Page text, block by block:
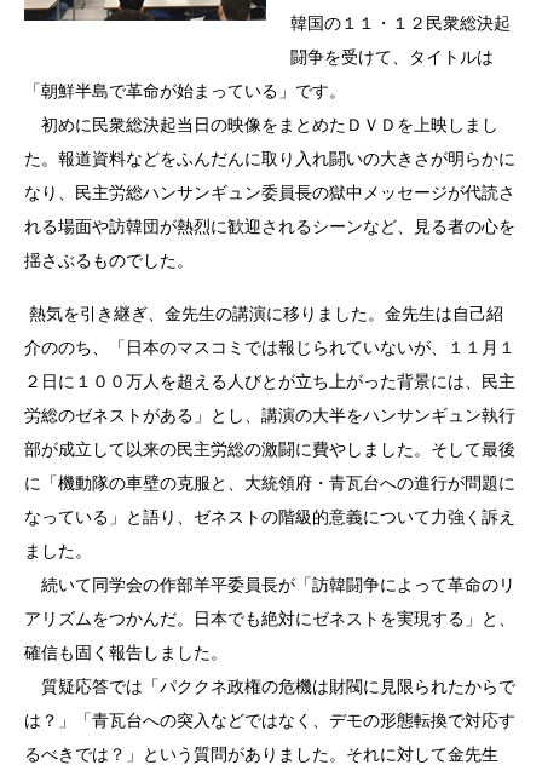
韓国の１１・１２民衆総決起
闘争を受けて、タイトルは
「朝鮮半島で革命が始まっている」です。
初めに民衆総決起当日の映像をまとめたＤＶＤを上映しまし
た。報道資料などをふんだんに取り入れ闘いの大きさが明らかに
なり、民主労総ハンサンギュン委員長の獄中メッセージが代読さ
れる場面や訪韓団が熱烈に歓迎されるシーンなど、見る者の心を
揺さぶるものでした。
熱気を引き継ぎ、金先生の講演に移りました。金先生は自己紹
介ののち、「日本のマスコミでは報じられていないが、１１月１
２日に１００万人を超える人びとが立ち上がった背景には、民主
労総のゼネストがある」とし、講演の大半をハンサンギュン執行
部が成立して以来の民主労総の激闘に費やしました。そして最後
に「機動隊の車壁の克服と、大統領府・青瓦台への進行が問題に
なっている」と語り、ゼネストの階級的意義について力強く訴え
ました。
続いて同学会の作部羊平委員長が「訪韓闘争によって革命のリ
アリズムをつかんだ。日本でも絶対にゼネストを実現する」と、
確信も固く報告しました。
質疑応答では「パククネ政権の危機は財閥に見限られたからで
は？」「青瓦台への突入などではなく、デモの形態転換で対応す
るべきでは？」という質問がありました。それに対して金先生